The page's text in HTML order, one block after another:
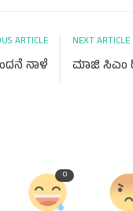
ARTICLE
ನಾಳೆ
NEXT ARTICLE
ಮಾಜಿ ಸಿಎಂ
0